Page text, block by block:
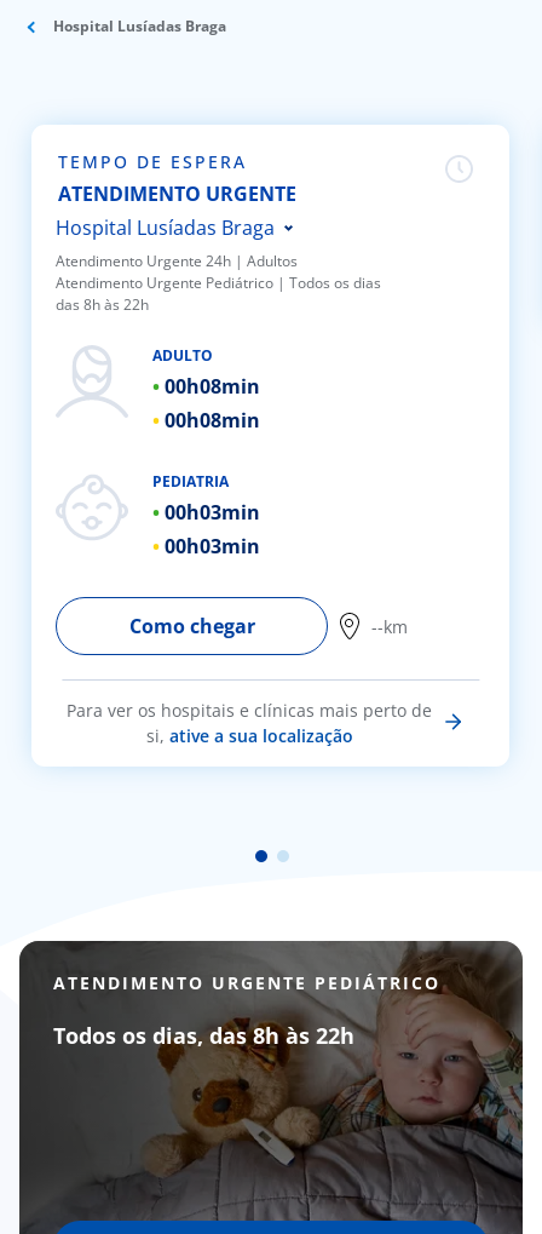
Sport
Hospital Lusíadas Braga
TEMPO DE ESPERA
ATENDIMENTO URGENTE
Hospital Lusíadas Braga
Hospital Lusíadas Porto
Hospital Lusíadas Amadora
Hospital Lusíadas Albufeira
Hospital Lusíadas Paços de
Ferreira
Atendimento Urgente 24h | Adultos
Atendimento Urgente Pediátrico | Todos os dias
das 8h às 22h
ADULTO
00h08min
00h08min
PEDIATRIA
00h03min
00h03min
Como chegar --km
Para ver os hospitais e clínicas mais perto de
si, ative a sua localização
ATENDIMENTO URGENTE PEDIÁTRICO
Todos os dias, das 8h às 22h